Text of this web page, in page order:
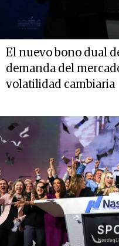
El nuevo bono dual
demanda del
volatilidad cambiaria